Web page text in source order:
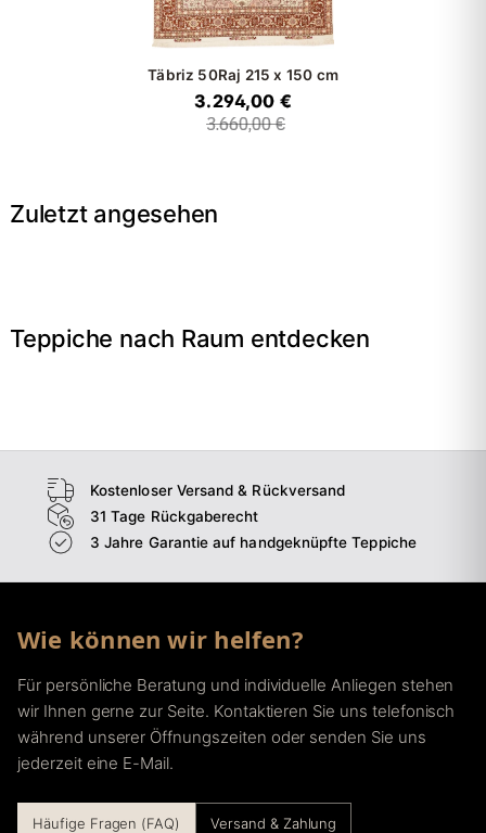
Täbriz 50Raj 215 x 150 cm
3.294,00 €
3.660,00 €
Zuletzt angesehen
Teppiche nach Raum entdecken
Wohnzimmer
Kostenloser Versand & Rückversand
31 Tage Rückgaberecht
3 Jahre Garantie auf handgeknüpfte Teppiche
Wie können wir helfen?
Für persönliche Beratung und individuelle Anliegen stehen
wir Ihnen gerne zur Seite. Kontaktieren Sie uns telefonisch
während unserer Öffnungszeiten oder senden Sie uns
jederzeit eine E-Mail.
Häufige Fragen (FAQ) Versand & Zahlung